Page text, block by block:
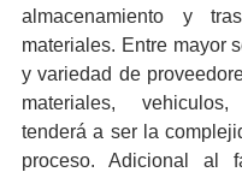
almacenamiento y
materiales. Entre mayor
y variedad de
materiales,
tenderá a ser la
proceso. Adicional al